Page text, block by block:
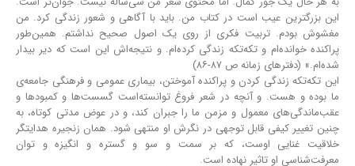
این بزرگترین عیب است در کتاب من. باید با آگاهی و شعور زندگی کرد. من
مغشوش بودم. تربیت فکری از روی یک اصول صحیح نداشتم. همین‌طور
پراکنده خوانده‌ام و تکه‌تکه زندگی کرده‌ام. و نتیجه‌اش این است که دیر بیدار
شده‌ام.» (دفترهای زمانه ص ۸۷-۸۶)
این تکه‌تکه زندگی کردن و پراکنده آموختن، بیماری عمومی و فرهنگی جامعه‌ی
ما بوده و هست. و آنچه در شعر فروغ توانسته‌است گسست‌ها و کمبودها و
عقب‌ماندگی‌های معمول و مزمن ما را جبران کند، و در عوض مدتی کوتاه، به
چنین تغییر کیفی قابل توجهی در نگرش او منتهی شود. همان زنجیره هدایتگر
خلاقیت غنایی اوست، که بر سمت و سو و گستره و انگیزه و توان
معرفت‌شناسی او تاثیر نهاده ‌است.